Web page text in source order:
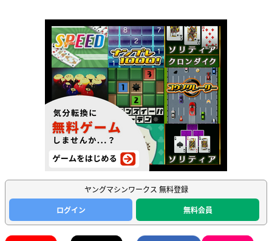
ヤングマシンワークス 無料登録
ログイン
無料会員